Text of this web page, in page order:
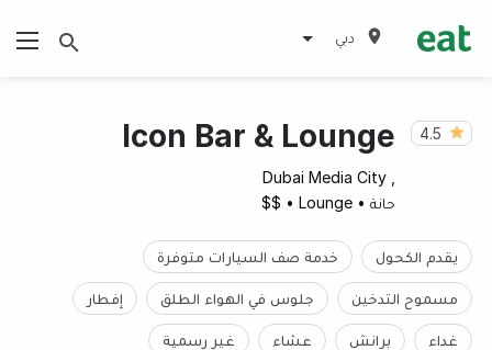
دبي
4.5
Icon Bar & Lounge
, Dubai Media City
حانة •
Lounge
•
$$
يقدم الكحول خدمة صف السيارات متوفرة
مسموح التدخين جلوس في الهواء الطلق إفطار
غداء برانش عشاء غير رسمية